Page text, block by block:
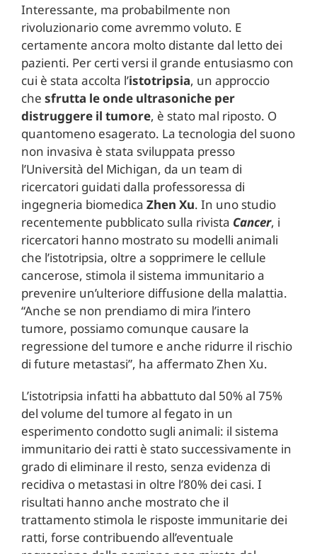
Interessante, ma probabilmente non
rivoluzionario come avremmo voluto. E
certamente ancora molto distante dal letto dei
pazienti. Per certi versi il grande entusiasmo con
cui è stata accolta l’istotripsia, un approccio
che sfrutta le onde ultrasoniche per
distruggere il tumore, è stato mal riposto. O
quantomeno esagerato. La tecnologia del suono
non invasiva è stata sviluppata presso
l’Università del Michigan, da un team di
ricercatori guidati dalla professoressa di
ingegneria biomedica Zhen Xu. In uno studio
recentemente pubblicato sulla rivista Cancer, i
ricercatori hanno mostrato su modelli animali
che l’istotripsia, oltre a sopprimere le cellule
cancerose, stimola il sistema immunitario a
prevenire un’ulteriore diffusione della malattia.
“Anche se non prendiamo di mira l’intero
tumore, possiamo comunque causare la
regressione del tumore e anche ridurre il rischio
di future metastasi”, ha affermato Zhen Xu.
L’istotripsia infatti ha abbattuto dal 50% al 75%
del volume del tumore al fegato in un
esperimento condotto sugli animali: il sistema
immunitario dei ratti è stato successivamente in
grado di eliminare il resto, senza evidenza di
recidiva o metastasi in oltre l’80% dei casi. I
risultati hanno anche mostrato che il
trattamento stimola le risposte immunitarie dei
ratti, forse contribuendo all’eventuale